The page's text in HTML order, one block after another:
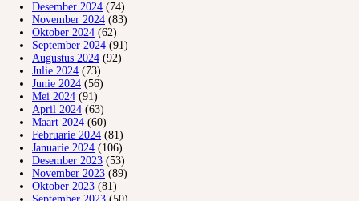
Desember 2024 (74)
November 2024 (83)
Oktober 2024 (62)
September 2024 (91)
Augustus 2024 (92)
Julie 2024 (73)
Junie 2024 (56)
Mei 2024 (91)
April 2024 (63)
Maart 2024 (60)
Februarie 2024 (81)
Januarie 2024 (106)
Desember 2023 (53)
November 2023 (89)
Oktober 2023 (81)